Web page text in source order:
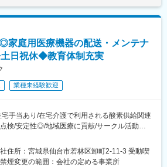
、事務用品等をそれぞれ取り扱う専業商社が
どのような形でお客様のお役に立てるのかを
を強化して、付加価値をお届けすることを最
す。扱う商材も幅広く、お客様の課題やニー
可能です。
定める業務
に加え、3か月～最大1年程度は先輩に同行し
先、商材を覚えていただきます。その間は営
成期間となり、仕事を覚えることに集中でき
と同行や勉強会等で製品について覚えていた
機器の総合商社として扱う商材は多種にわたり
い方の知識を自発的に習得する必要がありま
、選考を通じて上下する可能性があります。
当を含めた表記です。
家庭用医療機器の配送・メンテナ
日祝休◆教育体制充実
業種未経験歓迎
宅手当あり/在宅介護で利用される酸素供給関連
検/安定性◎/地域医療に貢献/サークル活動も
の専門商社としてトップクラスの実績を誇る
住所：宮城県仙台市若林区卸町2-11-3 受動喫
煙変更の範囲：会社の定める事業所